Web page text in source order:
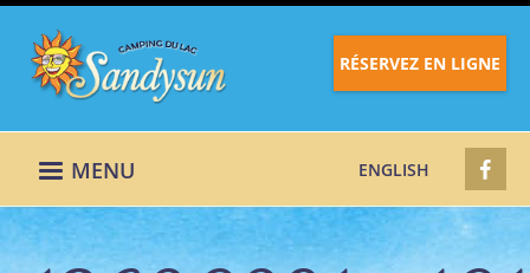
RÉSERVEZ EN LIGNE
MENU ENGLISH